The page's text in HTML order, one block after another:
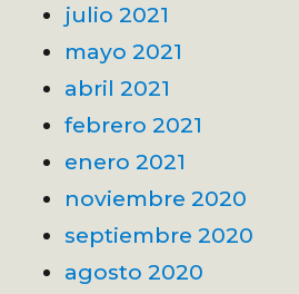
julio 2021
mayo 2021
abril 2021
febrero 2021
enero 2021
noviembre 2020
septiembre 2020
agosto 2020